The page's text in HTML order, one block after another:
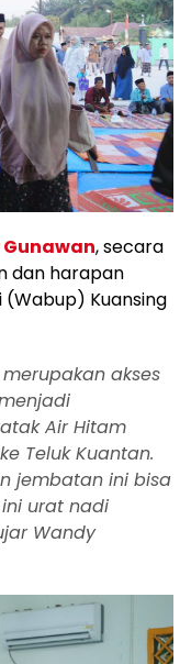
, secara
dan harapan
Kuansing
akses
Air Hitam
Teluk Kuantan.
jembatan ini bisa
urat nadi
Wandy